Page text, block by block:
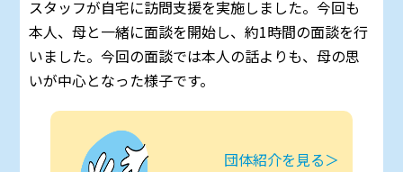
スタッフが自宅に訪問支援を実施しました。今回も
本人、母と一緒に面談を開始し、約1時間の面談を行
いました。今回の面談では本人の話よりも、母の思
いが中心となった様子です。
団体紹介を見る＞